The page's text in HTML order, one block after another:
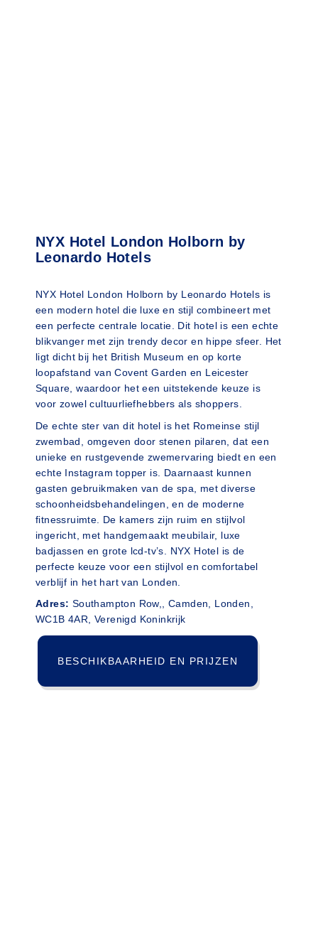
NYX Hotel London Holborn by
Leonardo Hotels
NYX Hotel London Holborn by Leonardo Hotels is
een modern hotel die luxe en stijl combineert met
een perfecte centrale locatie. Dit hotel is een echte
blikvanger met zijn trendy decor en hippe sfeer. Het
ligt dicht bij het British Museum en op korte
loopafstand van Covent Garden en Leicester
Square, waardoor het een uitstekende keuze is
voor zowel cultuurliefhebbers als shoppers.
De echte ster van dit hotel is het Romeinse stijl
zwembad, omgeven door stenen pilaren, dat een
unieke en rustgevende zwemervaring biedt en een
echte Instagram topper is. Daarnaast kunnen
gasten gebruikmaken van de spa, met diverse
schoonheidsbehandelingen, en de moderne
fitnessruimte. De kamers zijn ruim en stijlvol
ingericht, met handgemaakt meubilair, luxe
badjassen en grote lcd-tv’s. NYX Hotel is de
perfecte keuze voor een stijlvol en comfortabel
verblijf in het hart van Londen.
Adres: Southampton Row,, Camden, Londen,
WC1B 4AR, Verenigd Koninkrijk
BESCHIKBAARHEID EN PRIJZEN